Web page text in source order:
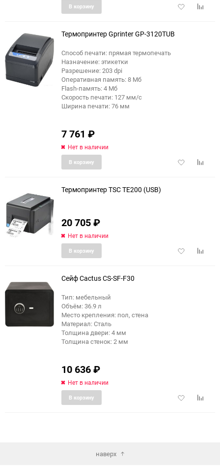
Добавить
В корзину
Термопринтер Gprinter GP-3120TUB
Способ печати: прямая термопечать
Назначение: этикетки
Разрешение: 203 dpi
Оперативная память: 8 Мб
Flash-память: 4 Мб
Скорость печати: 127 мм/с
Ширина печати: 76 мм
7 761 ₽
Нет в наличии
Добавить
В корзину
Термопринтер TSC TE200 (USB)
20 705₽
Нет в наличии
Добавить
В корзину
Сейф Cactus CS-SF-F30
Тип: мебельный
Объём: 36.9 л
Место крепления: пол, стена
Материал: Сталь
Толщина двери: 4 мм
Толщина стенок: 2 мм
10 636₽
Нет в наличии
Добавить
В корзину
наверх